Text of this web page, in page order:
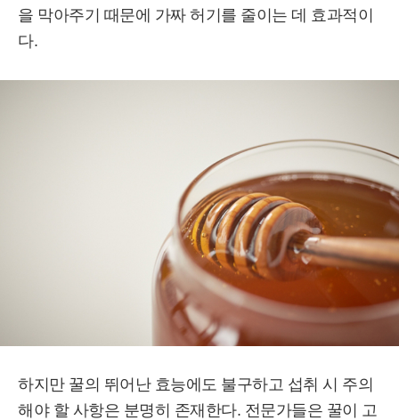
을 막아주기 때문에 가짜 허기를 줄이는 데 효과적이
다.
하지만 꿀의 뛰어난 효능에도 불구하고 섭취 시 주의
해야 할 사항은 분명히 존재한다. 전문가들은 꿀이 고